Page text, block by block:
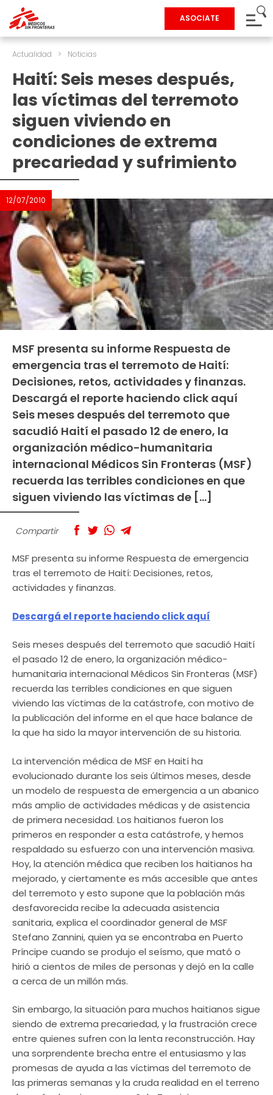
ASOCIATE
Actualidad > Noticias
Haití: Seis meses después,
las víctimas del terremoto
siguen viviendo en
condiciones de extrema
precariedad y sufrimiento
12/07/2010
MSF presenta su informe Respuesta de
emergencia tras el terremoto de Haití:
Decisiones, retos, actividades y finanzas.
Descargá el reporte haciendo click aquí
Seis meses después del terremoto que
sacudió Haití el pasado 12 de enero, la
organización médico-humanitaria
internacional Médicos Sin Fronteras (MSF)
recuerda las terribles condiciones en que
siguen viviendo las víctimas de […]
Compartir
MSF presenta su informe Respuesta de emergencia
tras el terremoto de Haití: Decisiones, retos,
actividades y finanzas.
Descargá el reporte haciendo click aquí
Seis meses después del terremoto que sacudió Haití
el pasado 12 de enero, la organización médico-
humanitaria internacional Médicos Sin Fronteras (MSF)
recuerda las terribles condiciones en que siguen
viviendo las víctimas de la catástrofe, con motivo de
la publicación del informe en el que hace balance de
la que ha sido la mayor intervención de su historia.
La intervención médica de MSF en Haití ha
evolucionado durante los seis últimos meses, desde
un modelo de respuesta de emergencia a un abanico
más amplio de actividades médicas y de asistencia
de primera necesidad. Los haitianos fueron los
primeros en responder a esta catástrofe, y hemos
respaldado su esfuerzo con una intervención masiva.
Hoy, la atención médica que reciben los haitianos ha
mejorado, y ciertamente es más accesible que antes
del terremoto y esto supone que la población más
desfavorecida recibe la adecuada asistencia
sanitaria, explica el coordinador general de MSF
Stefano Zannini, quien ya se encontraba en Puerto
Príncipe cuando se produjo el seísmo, que mató o
hirió a cientos de miles de personas y dejó en la calle
a cerca de un millón más.
Sin embargo, la situación para muchos haitianos sigue
siendo de extrema precariedad, y la frustración crece
entre quienes sufren con la lenta reconstrucción. Hay
una sorprendente brecha entre el entusiasmo y las
promesas de ayuda a las víctimas del terremoto de
las primeras semanas y la cruda realidad en el terreno